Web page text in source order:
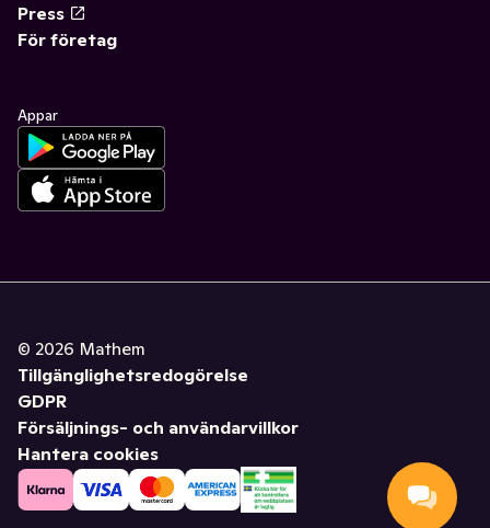
Press
För företag
Appar
© 2026 Mathem
Tillgänglighetsredogörelse
GDPR
Försäljnings- och användarvillkor
Hantera cookies